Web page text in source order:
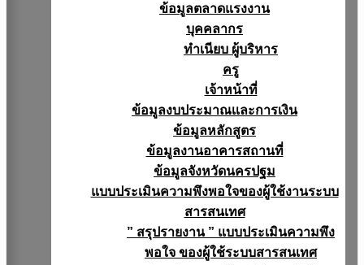
ข้อมูลตลาดแรงงาน
บุคคลากร
ทำเนียบ ผู้บริหาร
ครู
เจ้าหน้าที่
ข้อมูลงบประมาณเเละการเงิน
ข้อมูลหลักสูตร
ข้อมูลงานอาคารสถานที่
ข้อมูลจังหวัดนครปฐม
แบบประเมินความพึงพอใจของผู้ใช้งานระบบ
สารสนเทศ
” สรุปรายงาน ” แบบประเมินความพึง
พอใจ ของผู้ใช้ระบบสารสนเทศ